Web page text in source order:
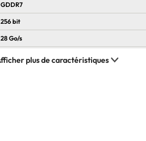
GDDR7
256 bit
28 Go/s